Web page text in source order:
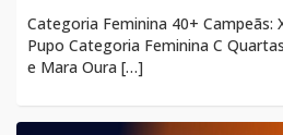
Categoria Feminina 40+ Campeãs:
Pupo Categoria Feminina C
e Mara Oura […]